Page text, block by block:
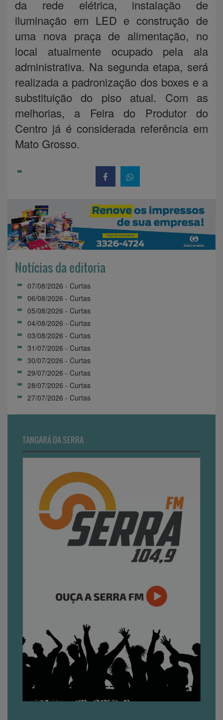
da rede elétrica, instalação de
iluminação em LED e construção de
uma nova praça de alimentação, no
local atualmente ocupado pela ala
administrativa. Na segunda etapa, será
realizada a padronização dos boxes e a
substituição do piso atual. Com as
melhorias, a Feira do Produtor do
Centro já é considerada referência em
Mato Grosso.
Notícias da editoria
07/08/2026 - Curtas
06/08/2026 - Curtas
05/08/2026 - Curtas
04/08/2026 - Curtas
03/08/2026 - Curtas
31/07/2026 - Curtas
30/07/2026 - Curtas
29/07/2026 - Curtas
28/07/2026 - Curtas
27/07/2026 - Curtas
TANGARÁ DA SERRA